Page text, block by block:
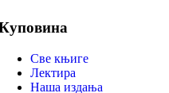
Све књиге
Лектира
Наша издања